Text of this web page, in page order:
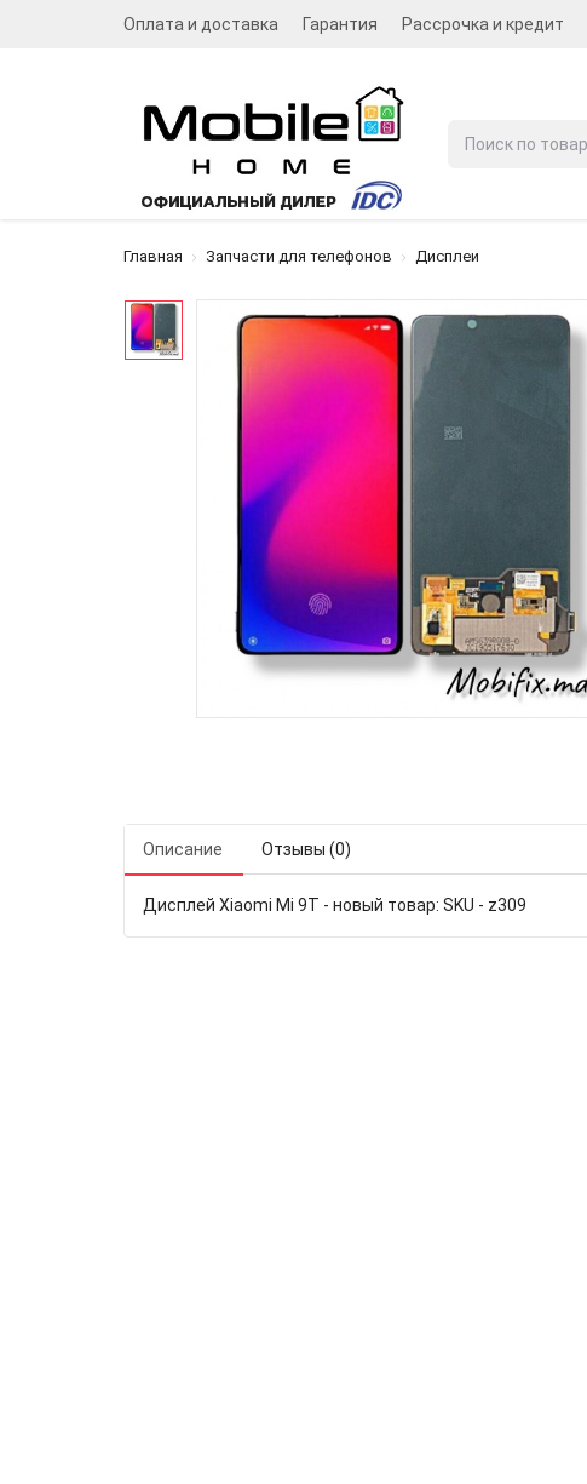
Оплата и доставка Гарантия Рассрочка и кредит
Главная Запчасти для телефонов Дисплеи
Описание Отзывы (0)
Дисплей Xiaomi Mi 9T - новый товар: SKU - z309